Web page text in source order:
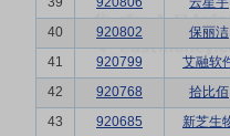
40
920802 保丽洁
41
920799 艾融软
42
920768 拾比佰
43
920685 新芝生